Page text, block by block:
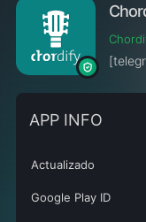
APP INFO
Actualizado
Google Play ID